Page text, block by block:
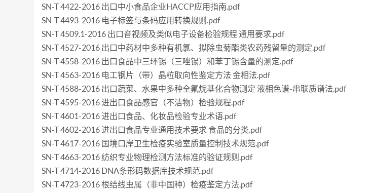
SN-T 4422-2016 出口中小食品企业HACCP应用指南.pdf
SN-T 4493-2016 电子标签与条码应用转换规则.pdf
SN-T 4509.1-2016 出口音视频及类似电子设备检验规程 通用要求.pdf
SN-T 4527-2016 出口中药材中多种有机氯、拟除虫菊酯类农药残留量的测定.pdf
SN-T 4558-2016 出口食品中三环锡（三唑锡）和苯丁锡含量的测定.pdf
SN-T 4563-2016 电工钢片（带）晶粒取向性鉴定方法 金相法.pdf
SN-T 4588-2016 出口蔬菜、水果中多种全氟烷基化合物测定 液相色谱-串联质谱法.pdf
SN-T 4595-2016 进出口食品感官（不洁物）检验规程.pdf
SN-T 4601-2016 进出口食品、化妆品检验专业术语.pdf
SN-T 4602-2016 进出口食品专业通用技术要求 食品的分类.pdf
SN-T 4617-2016 国境口岸卫生检疫实验室质量控制技术规范.pdf
SN-T 4663-2016 纺织专业物理检测方法标准的验证规则.pdf
SN-T 4714-2016 DNA条形码数据库技术规范.pdf
SN-T 4723-2016 根结线虫属（非中国种）检疫鉴定方法.pdf